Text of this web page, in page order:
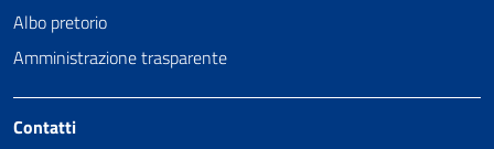
Albo pretorio
Amministrazione trasparente
Contatti